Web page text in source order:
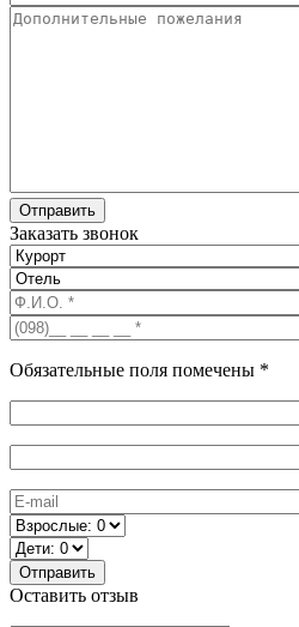
Заказать звонок
Обязательные поля помечены *
Оставить отзыв